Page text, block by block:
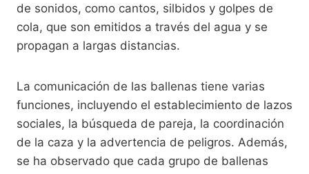
de sonidos, como cantos, silbidos y golpes de
cola, que son emitidos a través del agua y se
propagan a largas distancias.
La comunicación de las ballenas tiene varias
funciones, incluyendo el establecimiento de lazos
sociales, la búsqueda de pareja, la coordinación
de la caza y la advertencia de peligros. Además,
se ha observado que cada grupo de ballenas